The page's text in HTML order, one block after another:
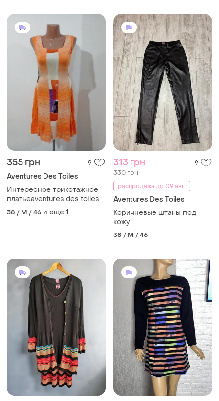
355 грн 9
Aventures Des Toiles
Интересное трикотажное
платьеaventures des toiles
38 / M / 46 и еще 1
313 грн 9
330 грн
распродажа до 09 авг.
Aventures Des Toiles
Коричневые штаны под
кожу
38 / M / 46